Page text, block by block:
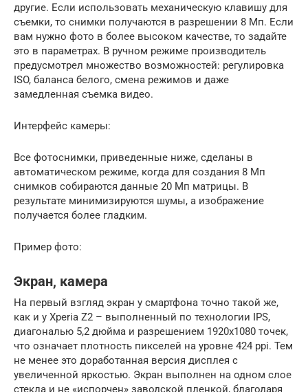
другие. Если использовать механическую клавишу для
съемки, то снимки получаются в разрешении 8 Мп. Если
вам нужно фото в более высоком качестве, то задайте
это в параметрах. В ручном режиме производитель
предусмотрел множество возможностей: регулировка
ISO, баланса белого, смена режимов и даже
замедленная съемка видео.
Интерфейс камеры:
Все фотоснимки, приведенные ниже, сделаны в
автоматическом режиме, когда для создания 8 Мп
снимков собираются данные 20 Мп матрицы. В
результате минимизируются шумы, а изображение
получается более гладким.
Пример фото:
Экран, камера
На первый взгляд экран у смартфона точно такой же,
как и у Xperia Z2 – выполненный по технологии IPS,
диагональю 5,2 дюйма и разрешением 1920х1080 точек,
что означает плотность пикселей на уровне 424 ppi. Тем
не менее это доработанная версия дисплея с
увеличенной яркостью. Экран выполнен на одном слое
стекла и не «испорчен» заводской пленкой, благодаря